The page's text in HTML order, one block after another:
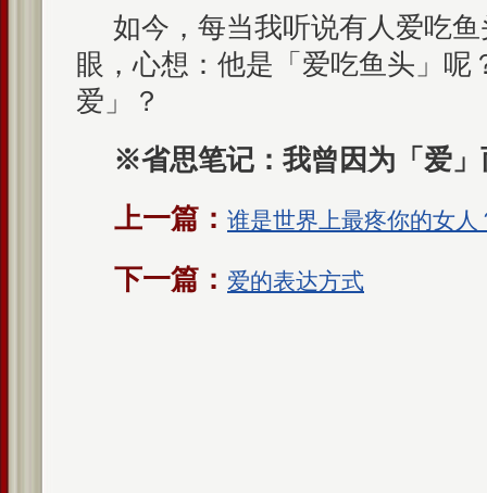
如今，每当我听说有人爱吃
眼，心想：他是「爱吃鱼头」呢
爱」？
※省思笔记：我曾因为「爱
上一篇： 谁是世界上最疼你的女
下一篇： 爱的表达方式